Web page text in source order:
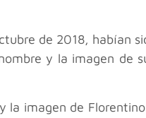
de 2018, habían
y la imagen de
la imagen de